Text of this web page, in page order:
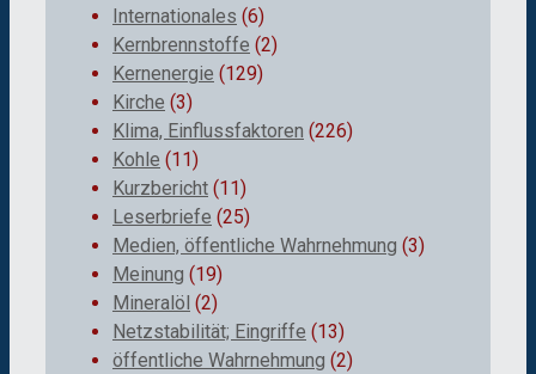
Internationales (6)
Kernbrennstoffe (2)
Kernenergie (129)
Kirche (3)
Klima, Einflussfaktoren (226)
Kohle (11)
Kurzbericht (11)
Leserbriefe (25)
Medien, öffentliche Wahrnehmung (3)
Meinung (19)
Mineralöl (2)
Netzstabilität; Eingriffe (13)
öffentliche Wahrnehmung (2)